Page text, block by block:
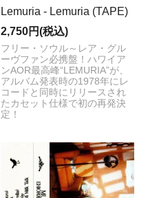
Lemuria - Lemuria (TAPE)
2,750円(税込)
フリー・ソウル～レア・グル
ーヴファン必携盤！ハワイア
ンAOR最高峰“LEMURIA”が、
アルバム発表時の1978年にレ
コードと同時にリリースされ
たカセット仕様で初の再発決
定！